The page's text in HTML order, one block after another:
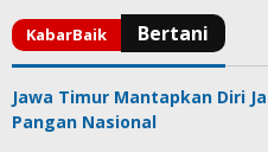
Jawa Timur Mantapkan Diri
Pangan Nasional